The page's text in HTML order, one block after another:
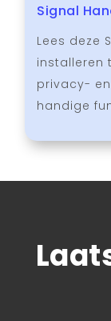
Signal
Lees deze
installeren
privacy-
handige